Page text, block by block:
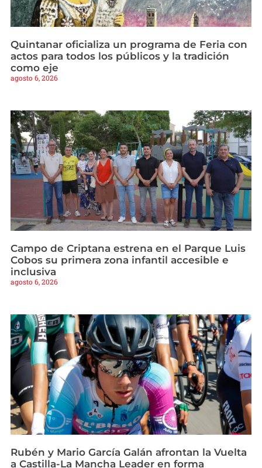
Quintanar oficializa un programa de Feria con
actos para todos los públicos y la tradición
como eje
agosto 6, 2026
Campo de Criptana estrena en el Parque Luis
Cobos su primera zona infantil accesible e
inclusiva
agosto 6, 2026
Rubén y Mario García Galán afrontan la Vuelta
a Castilla-La Mancha Leader en forma